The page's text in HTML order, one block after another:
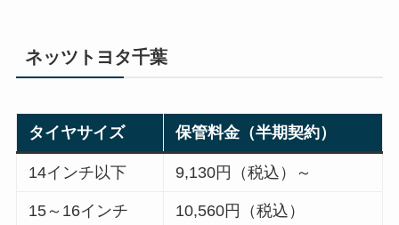
ネッツトヨタ千葉
タイヤサイズ 保管料金（半期契約）
14インチ以下 9,130円（税込）～
15～16インチ 10,560円（税込）